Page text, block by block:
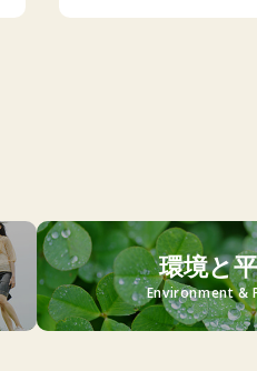
環境と
Environment &